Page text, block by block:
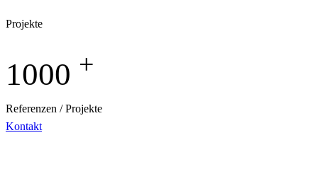
Projekte
1000 +
Referenzen / Projekte
Kontakt